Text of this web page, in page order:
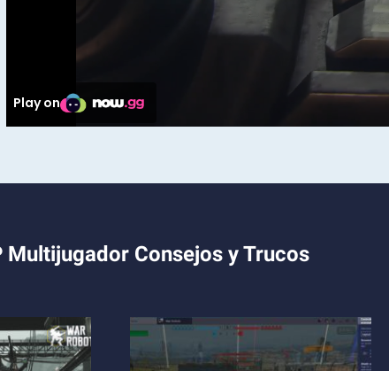
Multijugador Consejos y Trucos